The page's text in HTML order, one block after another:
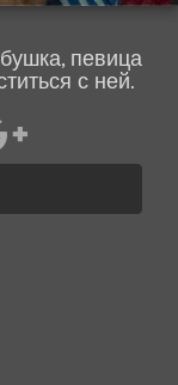
певица
с ней.